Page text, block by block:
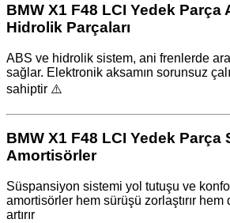
BMW X1 F48 LCI Yedek Parça
Hidrolik Parçaları
ABS ve hidrolik sistem, ani frenlerde
sağlar. Elektronik aksamın sorunsuz
sahiptir ⚠️
BMW X1 F48 LCI Yedek
Amortisörler
Süspansiyon sistemi yol tutuşu ve
amortisörler hem sürüşü zorlaştırır hem
artırır